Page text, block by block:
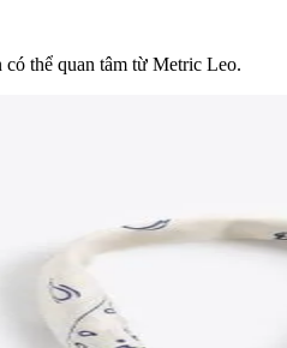
thể quan tâm từ Metric Leo.